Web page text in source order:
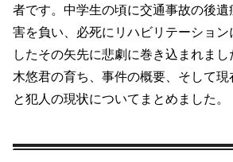
者です。中学生の頃に交通事故の後
害を負い、必死にリハビリテーション
したその矢先に悲劇に巻き込まれま
木悠君の育ち、事件の概要、そして
と犯人の現状についてまとめました。